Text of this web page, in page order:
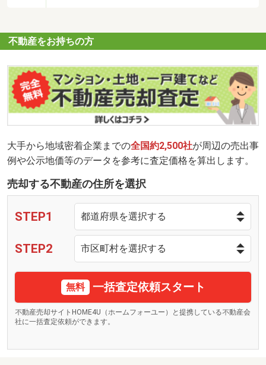
不動産をお持ちの方
大手から地域密着企業までの全国約2,500社が周辺の売出事
例や公示地価等のデータを参考に査定価格を算出します。
売却する不動産の住所を選択
STEP1
STEP2
無料 一括査定依頼スタート
不動産売却サイトHOME4U（ホームフォーユー）と提携している不動産会
社に一括査定依頼ができます。